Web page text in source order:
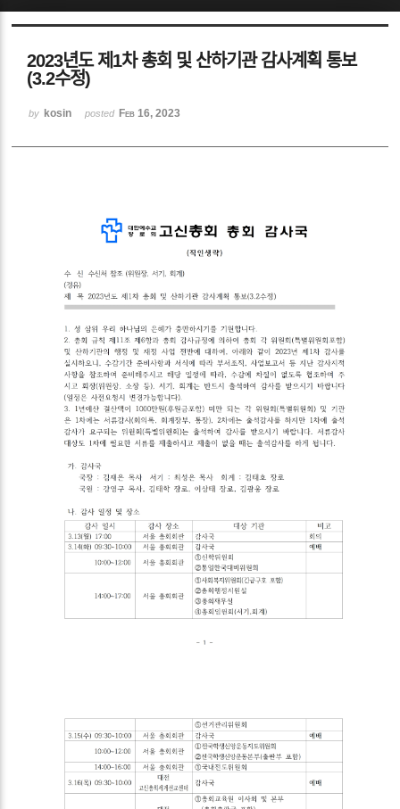
2023년도 제1차 총회 및 산하기관 감사계획 통보
(3.2수정)
by kosin posted Feb 16, 2023
Sketchbook5, 스케치북5